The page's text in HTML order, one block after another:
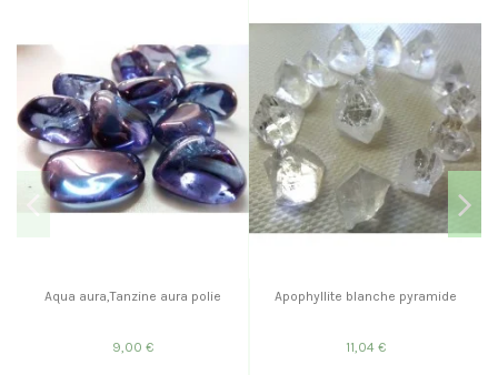
Aqua aura,Tanzine aura polie
9,00 €
Apophyllite blanche pyramide
11,04 €